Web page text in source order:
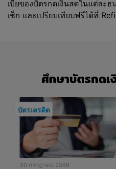
ถึงการขาดกำไรและเงินออม
การละเมิด ความรับผิดโดยเค
โดยรวมของบริษัทต่อความสูญ
ว่าที่เกิดขึ้นจากสัญญา การละ
เคร่งครัด หรือด้วยประการอื่น
เว็บไซต์ของบริษัท เนื้อหาของ
บริษัทให้บริการผ่านทางเว็บ
ของ) เว็บไซต์ของผู้ให้บริการ
เว็บไซต์ดังกล่าว จะจำกัดอยู่
บาทถ้วน) ให้ข้อยกเว้นและข้
ข้อนี้อยู่ภายในขอบเขตเพียงเ
เบี้ยของบัตรกดเงินสดในแต่ละ
เช็ก และเปรียบเทียบฟรีได้ที่
ศึกษาบัตรกดเ
บัตรเครดิต
30 กรกฎาคม 2569